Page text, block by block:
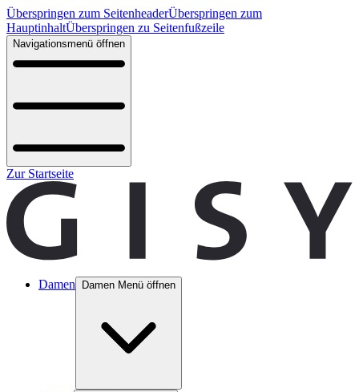
Überspringen zum SeitenheaderÜberspringen zum
HauptinhaltÜberspringen zu Seitenfußzeile
Navigationsmenü öffnen
Zur Startseite
Damen Damen Menü öffnen